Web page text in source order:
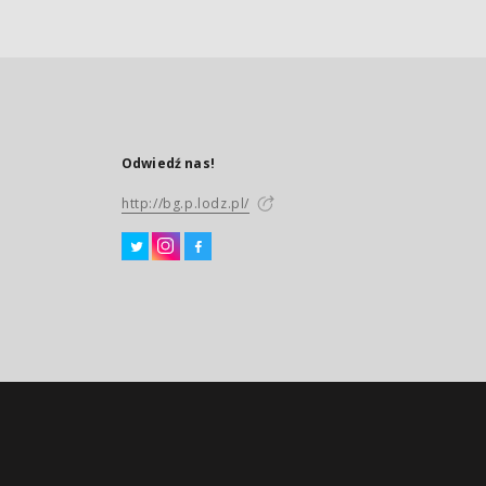
Odwiedź nas!
http://bg.p.lodz.pl/